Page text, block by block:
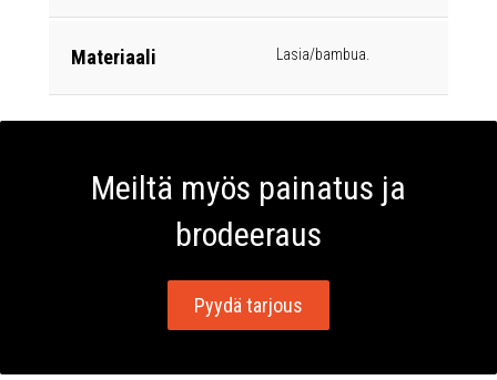
Materiaali Lasia/bambua.
Meiltä myös painatus ja
brodeeraus
Pyydä tarjous